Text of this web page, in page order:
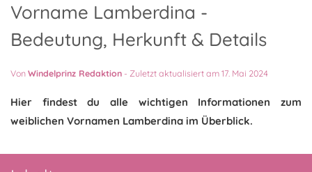
Vorname Lamberdina -
Bedeutung, Herkunft & Details
VonWindelprinz Redaktion - Zuletzt aktualisiert am 17. Mai 2024
Hier findest du alle wichtigen Informationen zum
weiblichen Vornamen Lamberdina im Überblick.